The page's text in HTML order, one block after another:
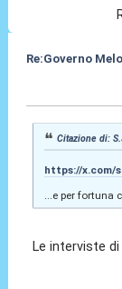
Re:Governo
Citazione di:
https://x.com/
...e per fortuna
Le interviste